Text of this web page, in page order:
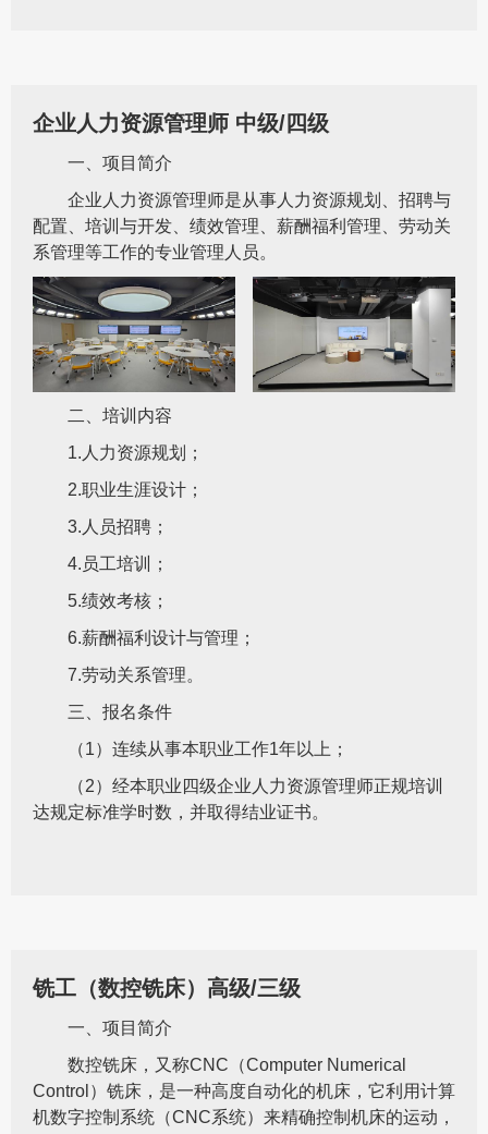
企业人力资源管理师 中级/四级
一、项目简介
企业人力资源管理师是从事人力资源规划、招聘与
配置、培训与开发、绩效管理、薪酬福利管理、劳动关
系管理等工作的专业管理人员。
二、培训内容
1.人力资源规划；
2.职业生涯设计；
3.人员招聘；
4.员工培训；
5.绩效考核；
6.薪酬福利设计与管理；
7.劳动关系管理。
三、报名条件
（1）连续从事本职业工作1年以上；
（2）经本职业四级企业人力资源管理师正规培训
达规定标准学时数，并取得结业证书。
铣工（数控铣床）高级/三级
一、项目简介
数控铣床，又称CNC（Computer Numerical
Control）铣床，是一种高度自动化的机床，它利用计算
机数字控制系统（CNC系统）来精确控制机床的运动，